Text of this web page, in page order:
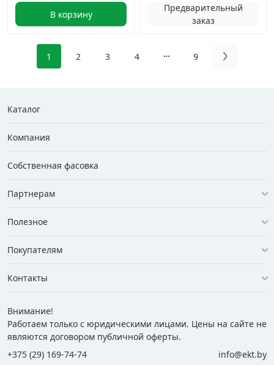
В корзину
Предварительный
заказ
1 2 3 4 9
Каталог
Компания
Собственная фасовка
Партнерам
Полезное
Покупателям
Контакты
Внимание!
Работаем только с юридическими лицами. Цены на сайте не
являются договором публичной оферты.
+375 (29) 169-74-74
info@ekt.by